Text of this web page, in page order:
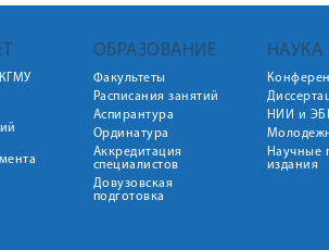
ОБРАЗОВАНИЕ
Факультеты
Расписания занятий
Аспирантура
Ординатура
Аккредитация
специалистов
Довузовская
подготовка
НАУКА
НИИ и
Научные
издания